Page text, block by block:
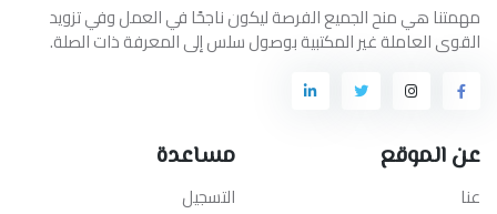
مهمتنا هي منح الجميع الفرصة ليكون ناجحًا في العمل وفي تزويد
القوى العاملة غير المكتبية بوصول سلس إلى المعرفة ذات الصلة.
عن الموقع
عنا
مساعدة
التسجيل